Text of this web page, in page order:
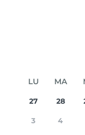
LU MA
27 28
3 4